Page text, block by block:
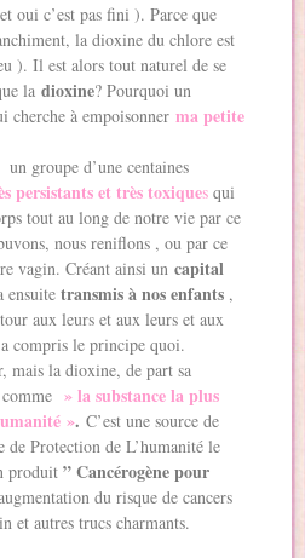
oui c’est pas fini ). Parce que
la dioxine du chlore est
). Il est alors tout naturel de se
ladioxine? Pourquoi un
cherche à empoisonnerma petite
groupe d’une centaines
persistants et très toxiques qui
tout au long de notre vie par ce
nous reniflons , ou par ce
vagin. Créant ainsi un capital
ensuitetransmis à nos enfants ,
aux leurs et aux leurs et aux
compris le principe quoi.
mais la dioxine, de part sa
» la substance la plus
». C’est une source de
de Protection de L’humanité le
produit” Cancérogène pour
du risque de cancers
et autres trucs charmants.